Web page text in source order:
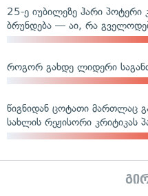
25-ე იუბილეზე ჰარი პოტერი
ბრუნდება — აი, რა
როგორ გახდე ლიდერი
წიგნიდან ცოტათი მართლაც
სახლის რეჟისორი კრიტიკას